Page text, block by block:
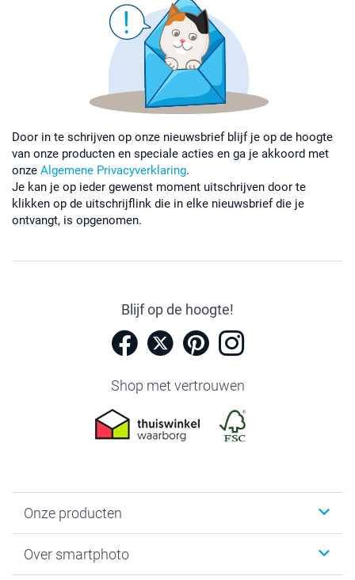
Door in te schrijven op onze nieuwsbrief blijf je op de hoogte
van onze producten en speciale acties en ga je akkoord met
onze Algemene Privacyverklaring.
Je kan je op ieder gewenst moment uitschrijven door te
klikken op de uitschrijflink die in elke nieuwsbrief die je
ontvangt, is opgenomen.
Blijf op de hoogte!
Shop met vertrouwen
Onze producten
Fotoboeken
Over smartphoto